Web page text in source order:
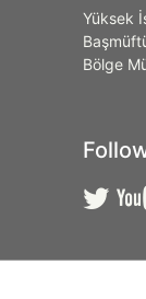
Yüksek
Bölge
